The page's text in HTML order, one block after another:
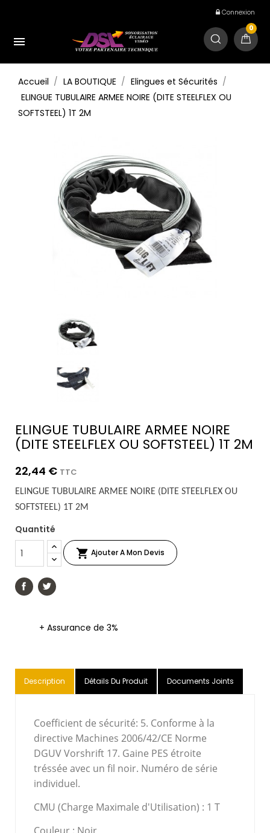
Connexion

0
Accueil LA BOUTIQUE
Elingues et Sécurités
ELINGUE TUBULAIRE ARMEE NOIRE (DITE STEELFLEX OU
SOFTSTEEL) 1T 2M
ELINGUE TUBULAIRE ARMEE NOIRE
(DITE STEELFLEX OU SOFTSTEEL) 1T 2M
22,44 € TTC
ELINGUE TUBULAIRE ARMEE NOIRE (DITE STEELFLEX OU
SOFTSTEEL) 1T 2M
Quantité
 Ajouter A Mon Devis
+ Assurance de 3%
Description Détails Du Produit Documents Joints
Coefficient de sécurité: 5. Conforme à la
directive Machines 2006/42/CE Norme
DGUV Vorshrift 17. Gaine PES étroite
tréssée avec un fil noir. Numéro de série
individuel.
CMU (Charge Maximale d'Utilisation) : 1 T